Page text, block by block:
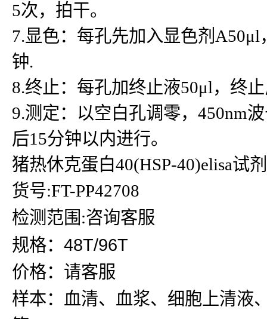
5次，拍干。
7.显色：每孔先加入显色剂
钟.
8.终止：每孔加终止液50μl，终
9.测定：以空白孔调零，450nm
后15分钟以内进行。
猪热休克蛋白40(HSP-40)elisa试
货号:FT-PP42708
检测范围:咨询客服
规格：48T/96T
价格：请客服
样本：血清、血浆、细胞上清液